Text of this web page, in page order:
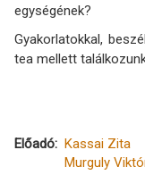
egységének?
Gyakorlatokkal,
tea mellett
Előadó
Kassai Zita
Murguly